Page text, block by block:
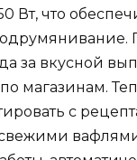
Вт, что
за вкусной
магазинам.
с